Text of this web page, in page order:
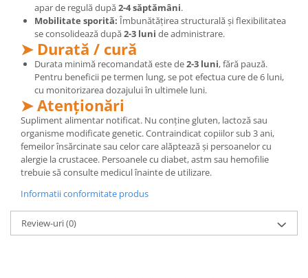
apar de regulă după2-4 săptămâni.
Mobilitate sporită: Îmbunătățirea structurală și flexibilitatea
se consolidează după2-3 luni de administrare.
➤ Durată / cură
Durata minimă recomandată este de2-3 luni, fără pauză.
Pentru beneficii pe termen lung, se pot efectua cure de 6 luni,
cu monitorizarea dozajului în ultimele luni.
➤ Atenționări
Supliment alimentar notificat. Nu conține gluten, lactoză sau
organisme modificate genetic. Contraindicat copiilor sub 3 ani,
femeilor însărcinate sau celor care alăptează și persoanelor cu
alergie la crustacee. Persoanele cu diabet, astm sau hemofilie
trebuie să consulte medicul înainte de utilizare.
Informatii conformitate produs
Review-uri(0)